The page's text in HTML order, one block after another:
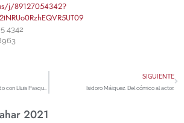
j/89127054342?
4342
SIGUIENTE
Isidoro Máiquez. Del cómico al actor.
2021